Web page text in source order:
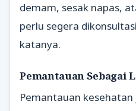
demam, sesak napas,
perlu segera
katanya.
Pemantauan Sebagai
Pemantauan